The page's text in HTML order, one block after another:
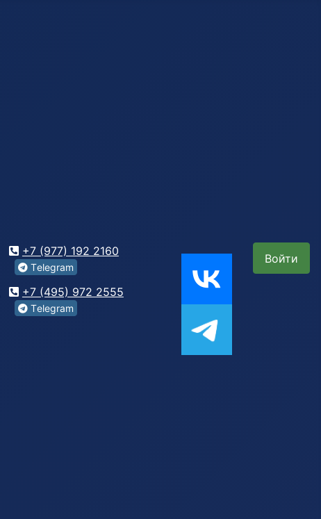
+7 (977) 192 2160
Tеlegrаm
+7 (495) 972 2555
Tеlegrаm
Войти